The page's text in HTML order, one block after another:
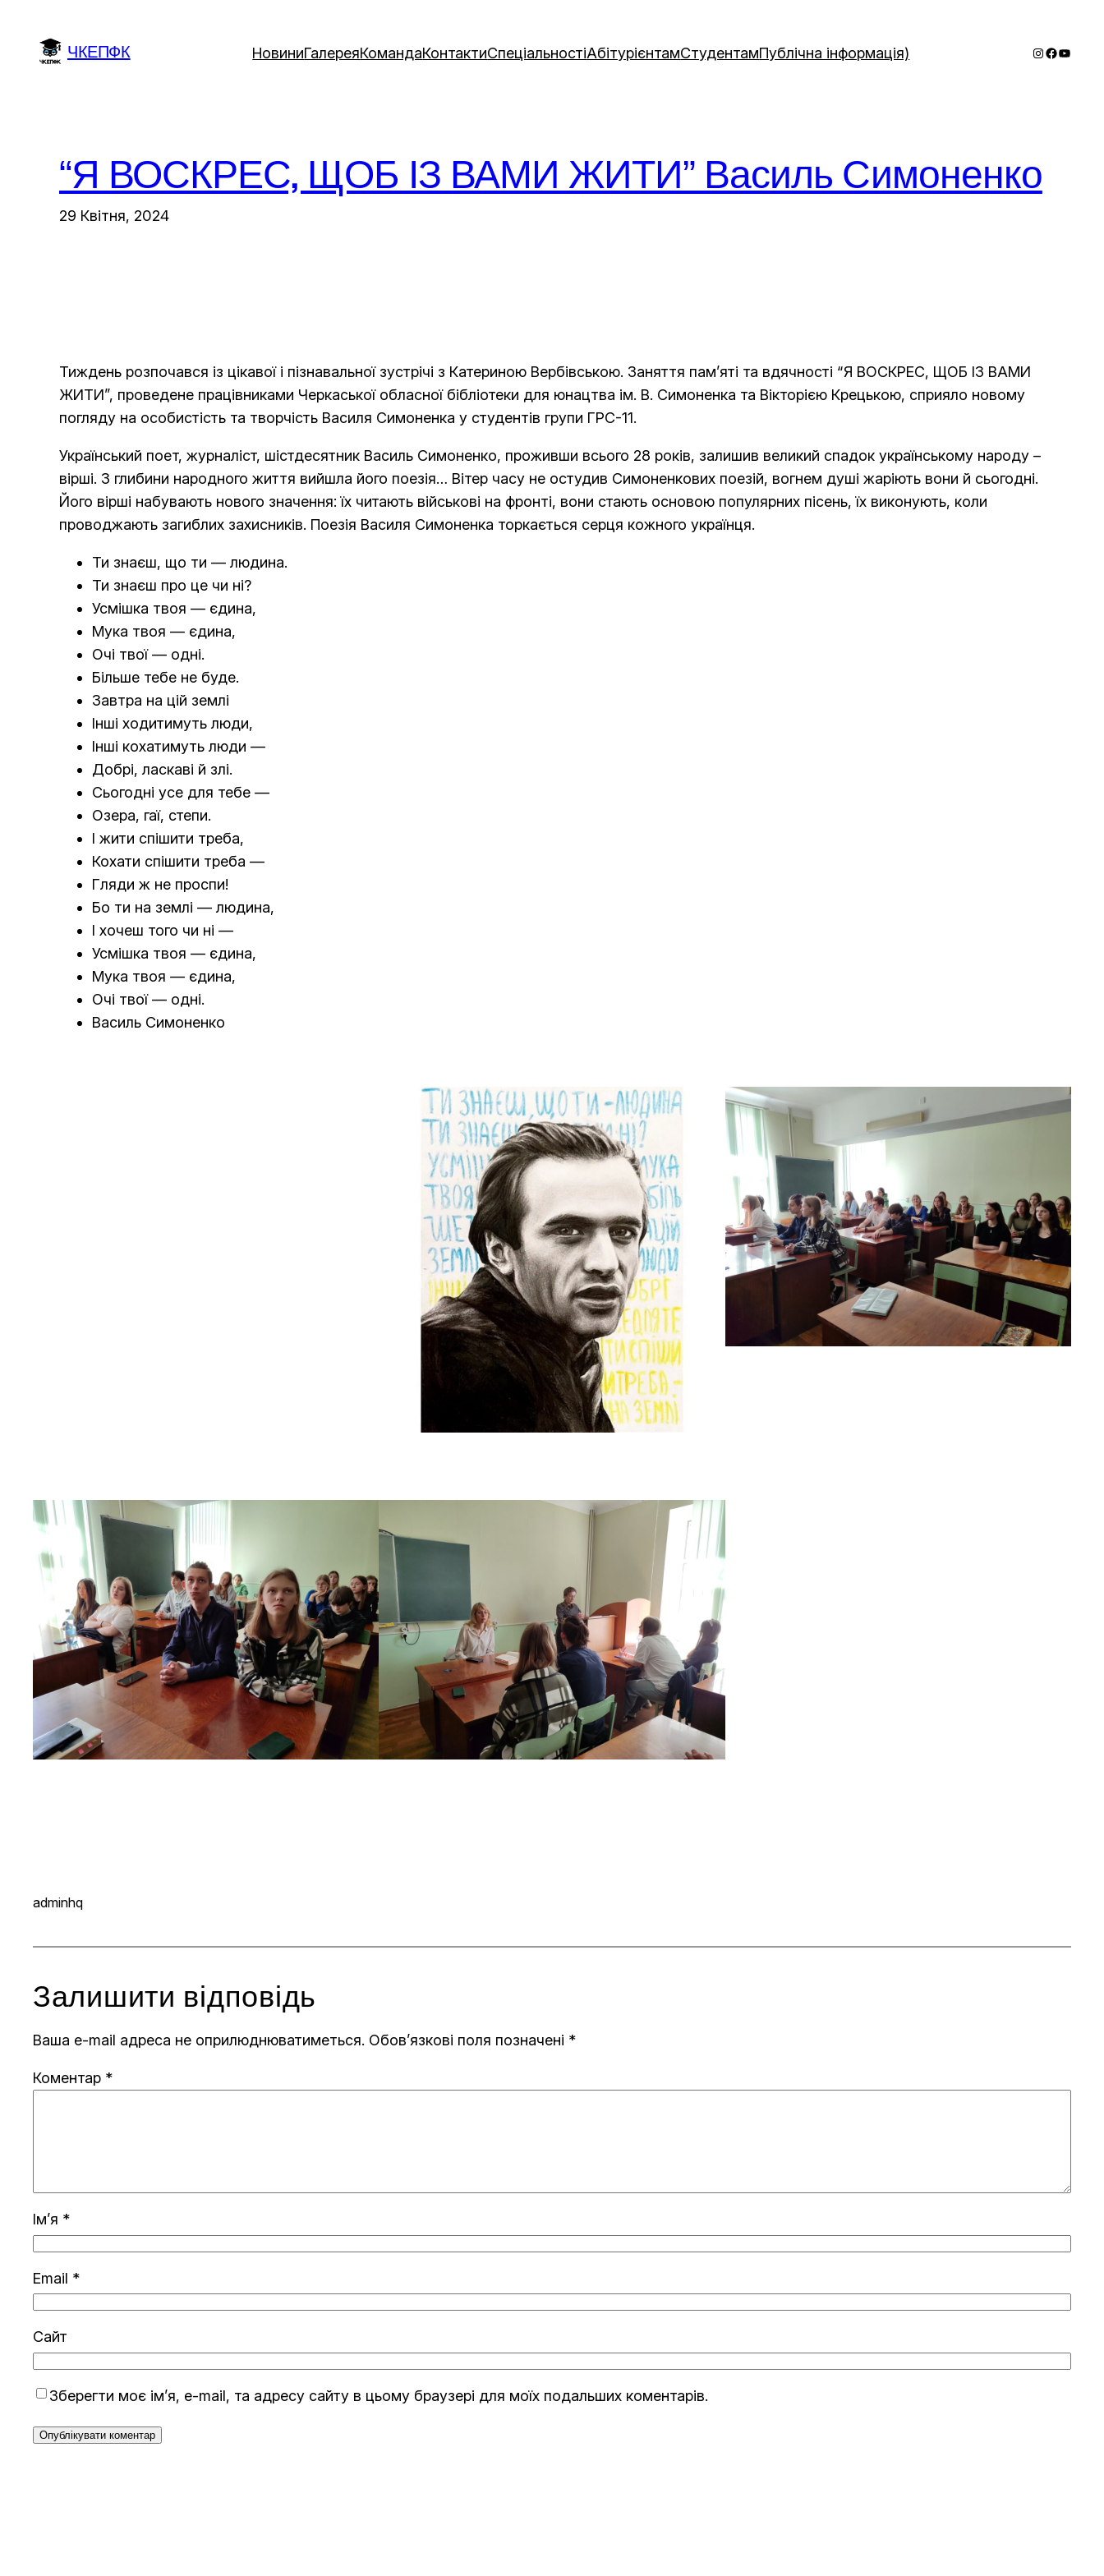
вмісту
ЧКЕПФК НовиниГалереяКомандаКонтактиСпеціальностіАбітурієнтамСтудентамПублічна інформація) Instagram
“Я ВОСКРЕС, ЩОБ ІЗ ВАМИ ЖИТИ” Василь Симоненко
29 Квітня, 2024
Тиждень розпочався із цікавої і пізнавальної зустрічі з Катериною Вербівською. Заняття пам’яті та вдячності “Я ВОСКРЕС, ЩОБ ІЗ ВАМИ
ЖИТИ”, проведене працівниками Черкаської обласної бібліотеки для юнацтва ім. В. Симоненка та Вікторією Крецькою, сприяло новому
погляду на особистість та творчість Василя Симоненка у студентів групи ГРС-11.
Український поет, журналіст, шістдесятник Василь Симоненко, проживши всього 28 років, залишив великий спадок українському народу –
вірші. З глибини народного життя вийшла його поезія… Вітер часу не остудив Симоненкових поезій, вогнем душі жаріють вони й сьогодні.
Його вірші набувають нового значення: їх читають військові на фронті, вони стають основою популярних пісень, їх виконують, коли
проводжають загиблих захисників. Поезія Василя Симоненка торкається серця кожного українця.
Ти знаєш, що ти — людина.
Ти знаєш про це чи ні?
Усмішка твоя — єдина,
Мука твоя — єдина,
Очі твої — одні.
Більше тебе не буде.
Завтра на цій землі
Інші ходитимуть люди,
Інші кохатимуть люди —
Добрі, ласкаві й злі.
Сьогодні усе для тебе —
Озера, гаї, степи.
І жити спішити треба,
Кохати спішити треба —
Гляди ж не проспи!
Бо ти на землі — людина,
І хочеш того чи ні —
Усмішка твоя — єдина,
Мука твоя — єдина,
Очі твої — одні.
Василь Симоненко
adminhq
Залишити відповідь
Ваша e-mail адреса не оприлюднюватиметься. Обов’язкові поля позначені *
Коментар *
Ім’я *
Email *
Сайт
Зберегти моє ім’я, e-mail, та адресу сайту в цьому браузері для моїх подальших коментарів.